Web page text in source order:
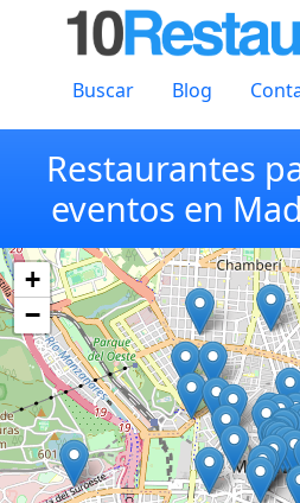
Buscar Blog
Restaurantes
eventos en
+
−